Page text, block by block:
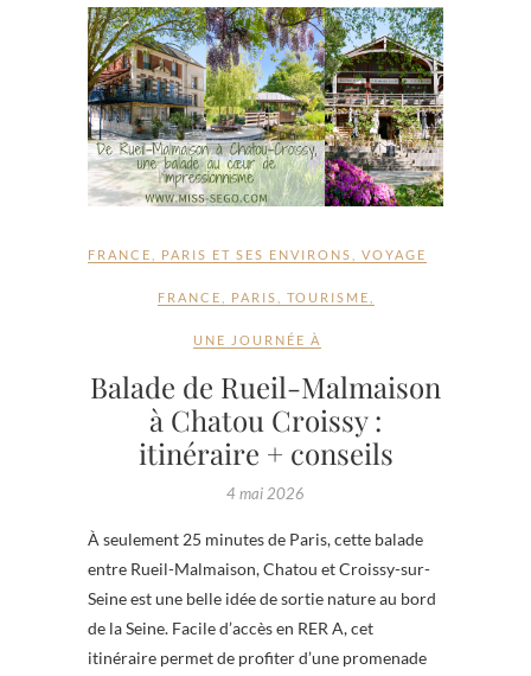
FRANCE PARIS ET SES ENVIRONS VOYAGE
FRANCE PARIS TOURISME
UNE JOURNÉE À
Balade de Rueil-Malmaison
à Chatou Croissy :
itinéraire + conseils
4 mai 2026
À seulement 25 minutes de Paris, cette balade
entre Rueil-Malmaison, Chatou et Croissy-sur-
Seine est une belle idée de sortie nature au bord
de la Seine. Facile d’accès en RER A, cet
itinéraire permet de profiter d’une promenade